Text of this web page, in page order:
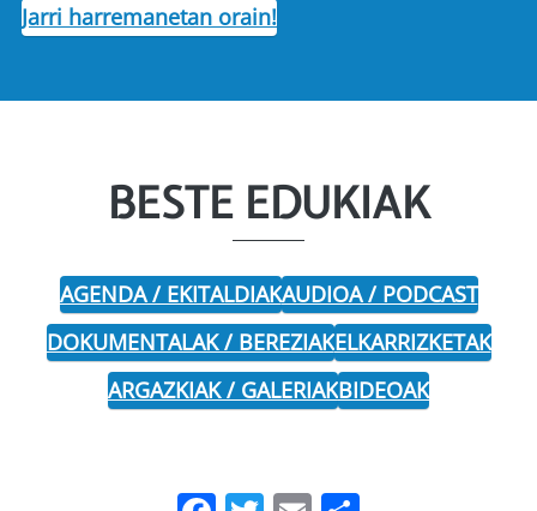
Jarri harremanetan orain!
BESTE EDUKIAK
AGENDA / EKITALDIAKAUDIOA / PODCAST
DOKUMENTALAK / BEREZIAKELKARRIZKETAK
ARGAZKIAK / GALERIAKBIDEOAK